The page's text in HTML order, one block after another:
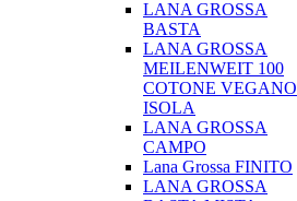
LANA GROSSA
BASTA
LANA GROSSA
MEILENWEIT 100
COTONE VEGANO
ISOLA
LANA GROSSA
CAMPO
Lana Grossa FINITO
LANA GROSSA